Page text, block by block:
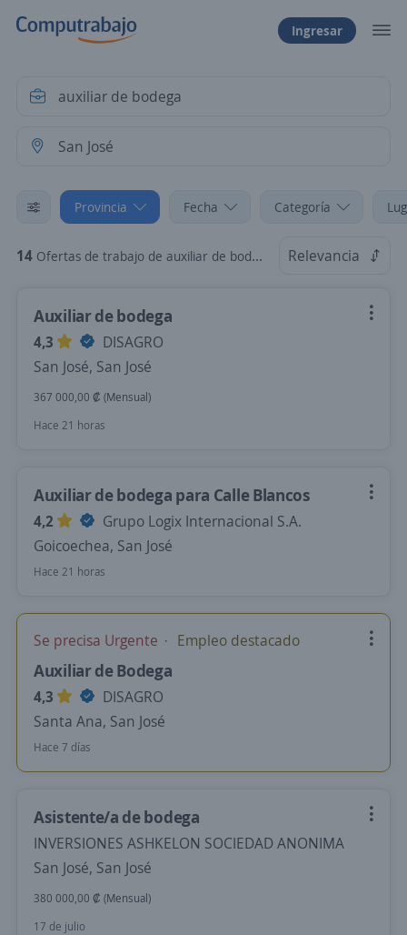
Ingresar
Provincia Fecha Categoría
14 Ofertas de trabajo de auxiliar de bodega en San José Relevancia
Auxiliar de bodega
4,3
DISAGRO
San José, San José
367 000,00 ₡ (Mensual)
Hace 21 horas
Auxiliar de bodega para Calle Blancos
4,2
Grupo Logix Internacional S.A.
Goicoechea, San José
Hace 21 horas
Se precisa Urgente Empleo destacado
Auxiliar de Bodega
4,3
DISAGRO
Santa Ana, San José
Hace 7 días
Asistente/a de bodega
INVERSIONES ASHKELON SOCIEDAD ANONIMA
San José, San José
380 000,00 ₡ (Mensual)
17 de julio